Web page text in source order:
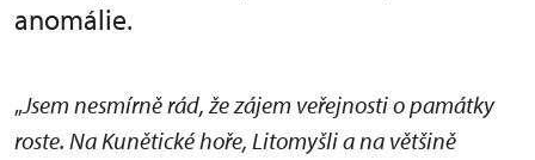
anomálie.
„Jsem nesmírně rád, že zájem veřejnosti o památky
roste. Na Kunětické hoře, Litomyšli a na většině